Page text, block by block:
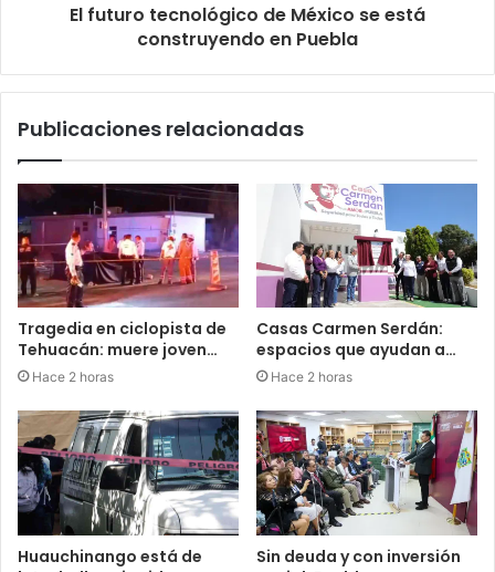
El futuro tecnológico de México se está
construyendo en Puebla
Publicaciones relacionadas
Tragedia en ciclopista de
Tehuacán: muere joven…
Hace 2 horas
Casas Carmen Serdán:
espacios que ayudan a…
Hace 2 horas
Huauchinango está de
Sin deuda y con inversión